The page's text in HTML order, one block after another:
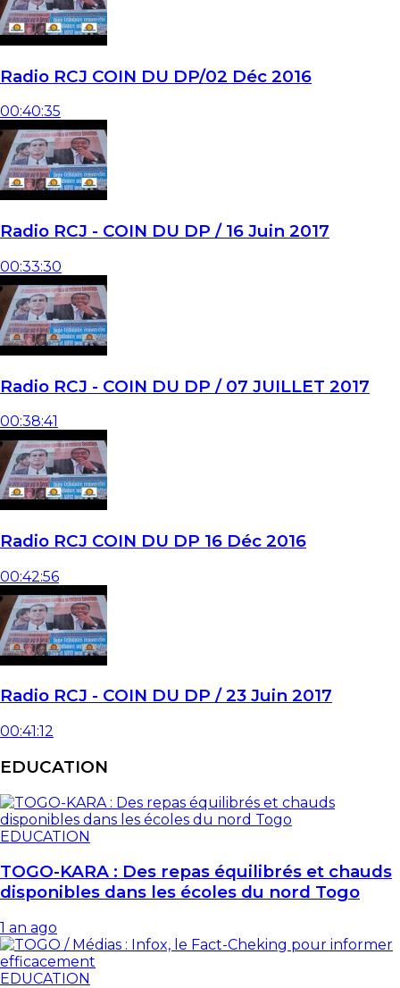
Radio RCJ COIN DU DP/02 Déc 2016
00:40:35
Radio RCJ - COIN DU DP / 16 Juin 2017
00:33:30
Radio RCJ - COIN DU DP / 07 JUILLET 2017
00:38:41
Radio RCJ COIN DU DP 16 Déc 2016
00:42:56
Radio RCJ - COIN DU DP / 23 Juin 2017
00:41:12
EDUCATION
EDUCATION
TOGO-KARA : Des repas équilibrés et chauds
disponibles dans les écoles du nord Togo
1 an ago
EDUCATION